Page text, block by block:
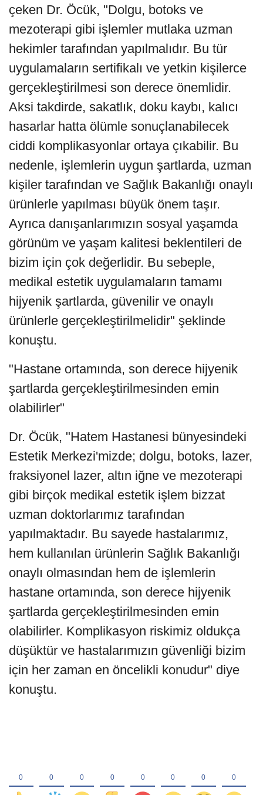
çeken Dr. Öcük, "Dolgu, botoks ve
mezoterapi gibi işlemler mutlaka uzman
hekimler tarafından yapılmalıdır. Bu tür
uygulamaların sertifikalı ve yetkin kişilerce
gerçekleştirilmesi son derece önemlidir.
Aksi takdirde, sakatlık, doku kaybı, kalıcı
hasarlar hatta ölümle sonuçlanabilecek
ciddi komplikasyonlar ortaya çıkabilir. Bu
nedenle, işlemlerin uygun şartlarda, uzman
kişiler tarafından ve Sağlık Bakanlığı onaylı
ürünlerle yapılması büyük önem taşır.
Ayrıca danışanlarımızın sosyal yaşamda
görünüm ve yaşam kalitesi beklentileri de
bizim için çok değerlidir. Bu sebeple,
medikal estetik uygulamaların tamamı
hijyenik şartlarda, güvenilir ve onaylı
ürünlerle gerçekleştirilmelidir" şeklinde
konuştu.
"Hastane ortamında, son derece hijyenik
şartlarda gerçekleştirilmesinden emin
olabilirler"
Dr. Öcük, "Hatem Hastanesi bünyesindeki
Estetik Merkezi'mizde; dolgu, botoks, lazer,
fraksiyonel lazer, altın iğne ve mezoterapi
gibi birçok medikal estetik işlem bizzat
uzman doktorlarımız tarafından
yapılmaktadır. Bu sayede hastalarımız,
hem kullanılan ürünlerin Sağlık Bakanlığı
onaylı olmasından hem de işlemlerin
hastane ortamında, son derece hijyenik
şartlarda gerçekleştirilmesinden emin
olabilirler. Komplikasyon riskimiz oldukça
düşüktür ve hastalarımızın güvenliği bizim
için her zaman en öncelikli konudur" diye
konuştu.